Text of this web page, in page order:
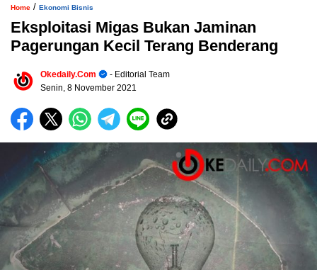
Home / Ekonomi Bisnis
Eksploitasi Migas Bukan Jaminan
Pagerungan Kecil Terang Benderang
Okedaily.com
- Editorial Team
Senin, 8 November 2021